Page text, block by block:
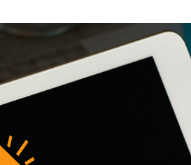
Have any questions?
+44 1234 567 890
Drop us a line
info@yourdomain.com